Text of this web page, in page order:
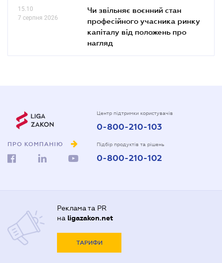
15.10
7 серпня 2026
Чи звільняє воєнний стан
професійного учасника ринку
капіталу від положень про
нагляд
ПРО КОМПАНІЮ
Центр підтримки користувачів
0-800-210-103
Підбір продуктів та рішень
0-800-210-102
Реклама та PR
на ligazakon.net
ТАРИФИ